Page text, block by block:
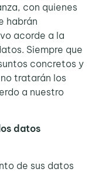
con quienes
habrán
acorde a la
Siempre que
concretos y
tratarán los
a nuestro
datos
de sus datos